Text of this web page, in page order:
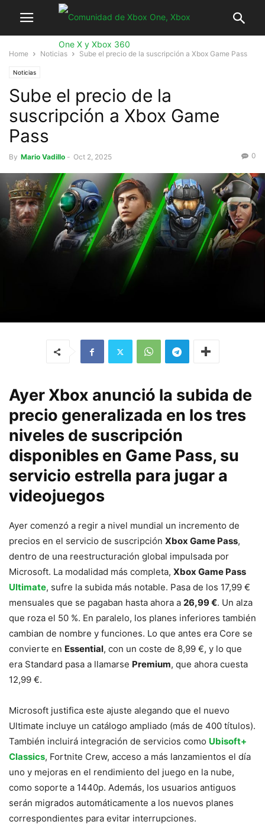
Home Noticias Sube el precio de la suscripción a Xbox Game Pass
Noticias
Sube el precio de la
suscripción a Xbox Game
Pass
By Mario Vadillo - Oct 2, 2025 0
Ayer Xbox anunció la subida de
precio generalizada en los tres
niveles de suscripción
disponibles en Game Pass, su
servicio estrella para jugar a
videojuegos
Ayer comenzó a regir a nivel mundial un incremento de
precios en el servicio de suscripción Xbox Game Pass,
dentro de una reestructuración global impulsada por
Microsoft. La modalidad más completa, Xbox Game Pass
Ultimate, sufre la subida más notable. Pasa de los 17,99 €
mensuales que se pagaban hasta ahora a 26,99 €. Un alza
que roza el 50 %. En paralelo, los planes inferiores también
cambian de nombre y funciones. Lo que antes era Core se
convierte en Essential, con un coste de 8,99 €, y lo que
era Standard pasa a llamarse Premium, que ahora cuesta
12,99 €.
Microsoft justifica este ajuste alegando que el nuevo
Ultimate incluye un catálogo ampliado (más de 400 títulos).
También incluirá integración de servicios como Ubisoft+
Classics, Fortnite Crew, acceso a más lanzamientos el día
uno y mejoras en el rendimiento del juego en la nube,
como soporte a 1440p. Además, los usuarios antiguos
serán migrados automáticamente a los nuevos planes
correspondientes para evitar interrupciones.